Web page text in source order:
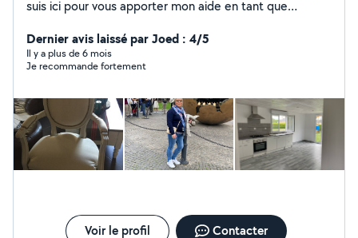
suis ici pour vous apporter mon aide en tant que
propositions. Bonne journée à vous
Dernier avis laissé par Joed : 4/5
Il y a plus de 6 mois
Je recommande fortement
Voir le profil Contacter